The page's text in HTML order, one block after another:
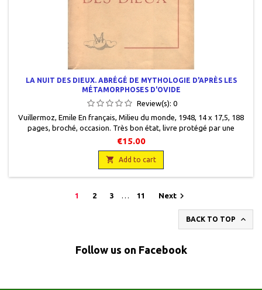
LA NUIT DES DIEUX. ABRÉGÉ DE MYTHOLOGIE D'APRÈS LES
MÉTAMORPHOSES D'OVIDE
Review(s): 0
Vuillermoz, Emile En français, Milieu du monde, 1948, 14 x 17,5, 188
pages, broché, occasion . Très bon état, livre protégé par une
couverture plastique, non coupé.
€15.00
 Add to cart
1 2 3 11 Next 
BACK TO TOP 
Follow us on Facebook